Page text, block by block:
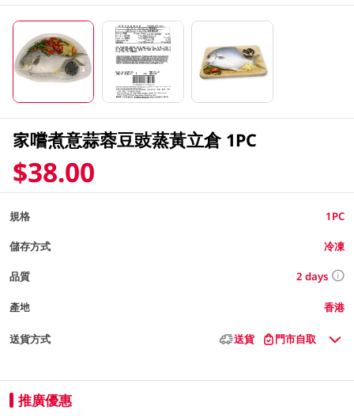
家嚐煮意蒜蓉豆豉蒸黃立倉 1PC
$38.00
規格 1PC
儲存方式 冷凍
品質 2 days
產地 香港
送貨方式 送貨 門市自取
推廣優惠